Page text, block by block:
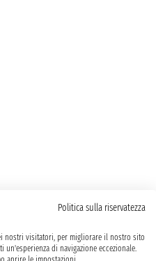
Politica sulla riservatezza
nostri visitatori, per migliorare il nostro sito
di navigazione eccezionale.